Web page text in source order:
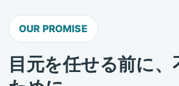
OUR PROMISE
目元を任せる前に